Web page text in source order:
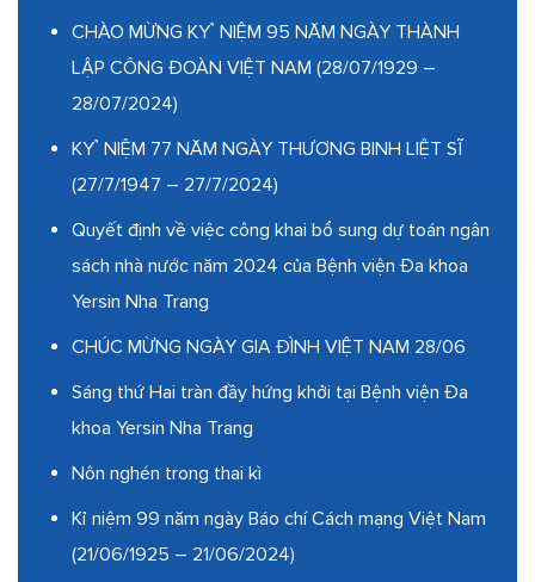
CHÀO MỪNG KỶ NIỆM 95 NĂM NGÀY THÀNH
LẬP CÔNG ĐOÀN VIỆT NAM (28/07/1929 –
28/07/2024)
KỶ NIỆM 77 NĂM NGÀY THƯƠNG BINH LIỆT SĨ
(27/7/1947 – 27/7/2024)
Quyết định về việc công khai bổ sung dự toán ngân
sách nhà nước năm 2024 của Bệnh viện Đa khoa
Yersin Nha Trang
CHÚC MỪNG NGÀY GIA ĐÌNH VIỆT NAM 28/06
Sáng thứ Hai tràn đầy hứng khởi tại Bệnh viện Đa
khoa Yersin Nha Trang
Nôn nghén trong thai kì
Kỉ niệm 99 năm ngày Báo chí Cách mạng Việt Nam
(21/06/1925 – 21/06/2024)